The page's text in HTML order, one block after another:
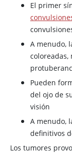
El primer
A menudo,
coloreadas,
Pueden
del ojo de
visión
A menudo,
definitivos
Los tumores